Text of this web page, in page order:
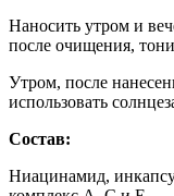
Наносить утром и
после очищения,
Утром, после
использовать
Состав:
Ниацинамид,